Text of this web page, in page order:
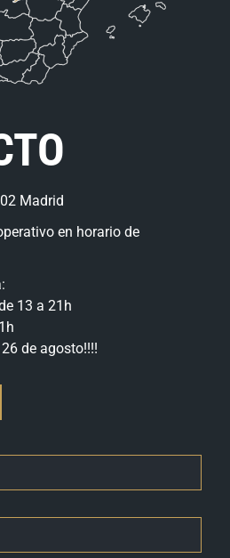
Madrid
en horario de
13 a 21h
de agosto!!!!